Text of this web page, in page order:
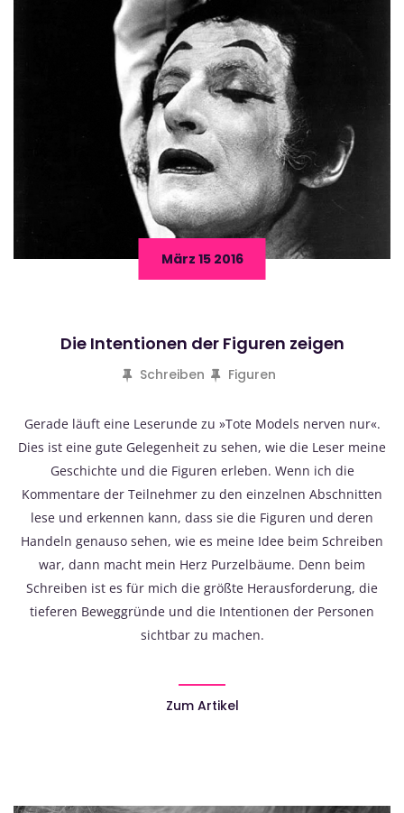
März 15 2016
Die Intentionen der Figuren zeigen
Schreiben Figuren
Gerade läuft eine Leserunde zu »Tote Models nerven nur«.
Dies ist eine gute Gelegenheit zu sehen, wie die Leser meine
Geschichte und die Figuren erleben. Wenn ich die
Kommentare der Teilnehmer zu den einzelnen Abschnitten
lese und erkennen kann, dass sie die Figuren und deren
Handeln genauso sehen, wie es meine Idee beim Schreiben
war, dann macht mein Herz Purzelbäume. Denn beim
Schreiben ist es für mich die größte Herausforderung, die
tieferen Beweggründe und die Intentionen der Personen
sichtbar zu machen.
Zum Artikel